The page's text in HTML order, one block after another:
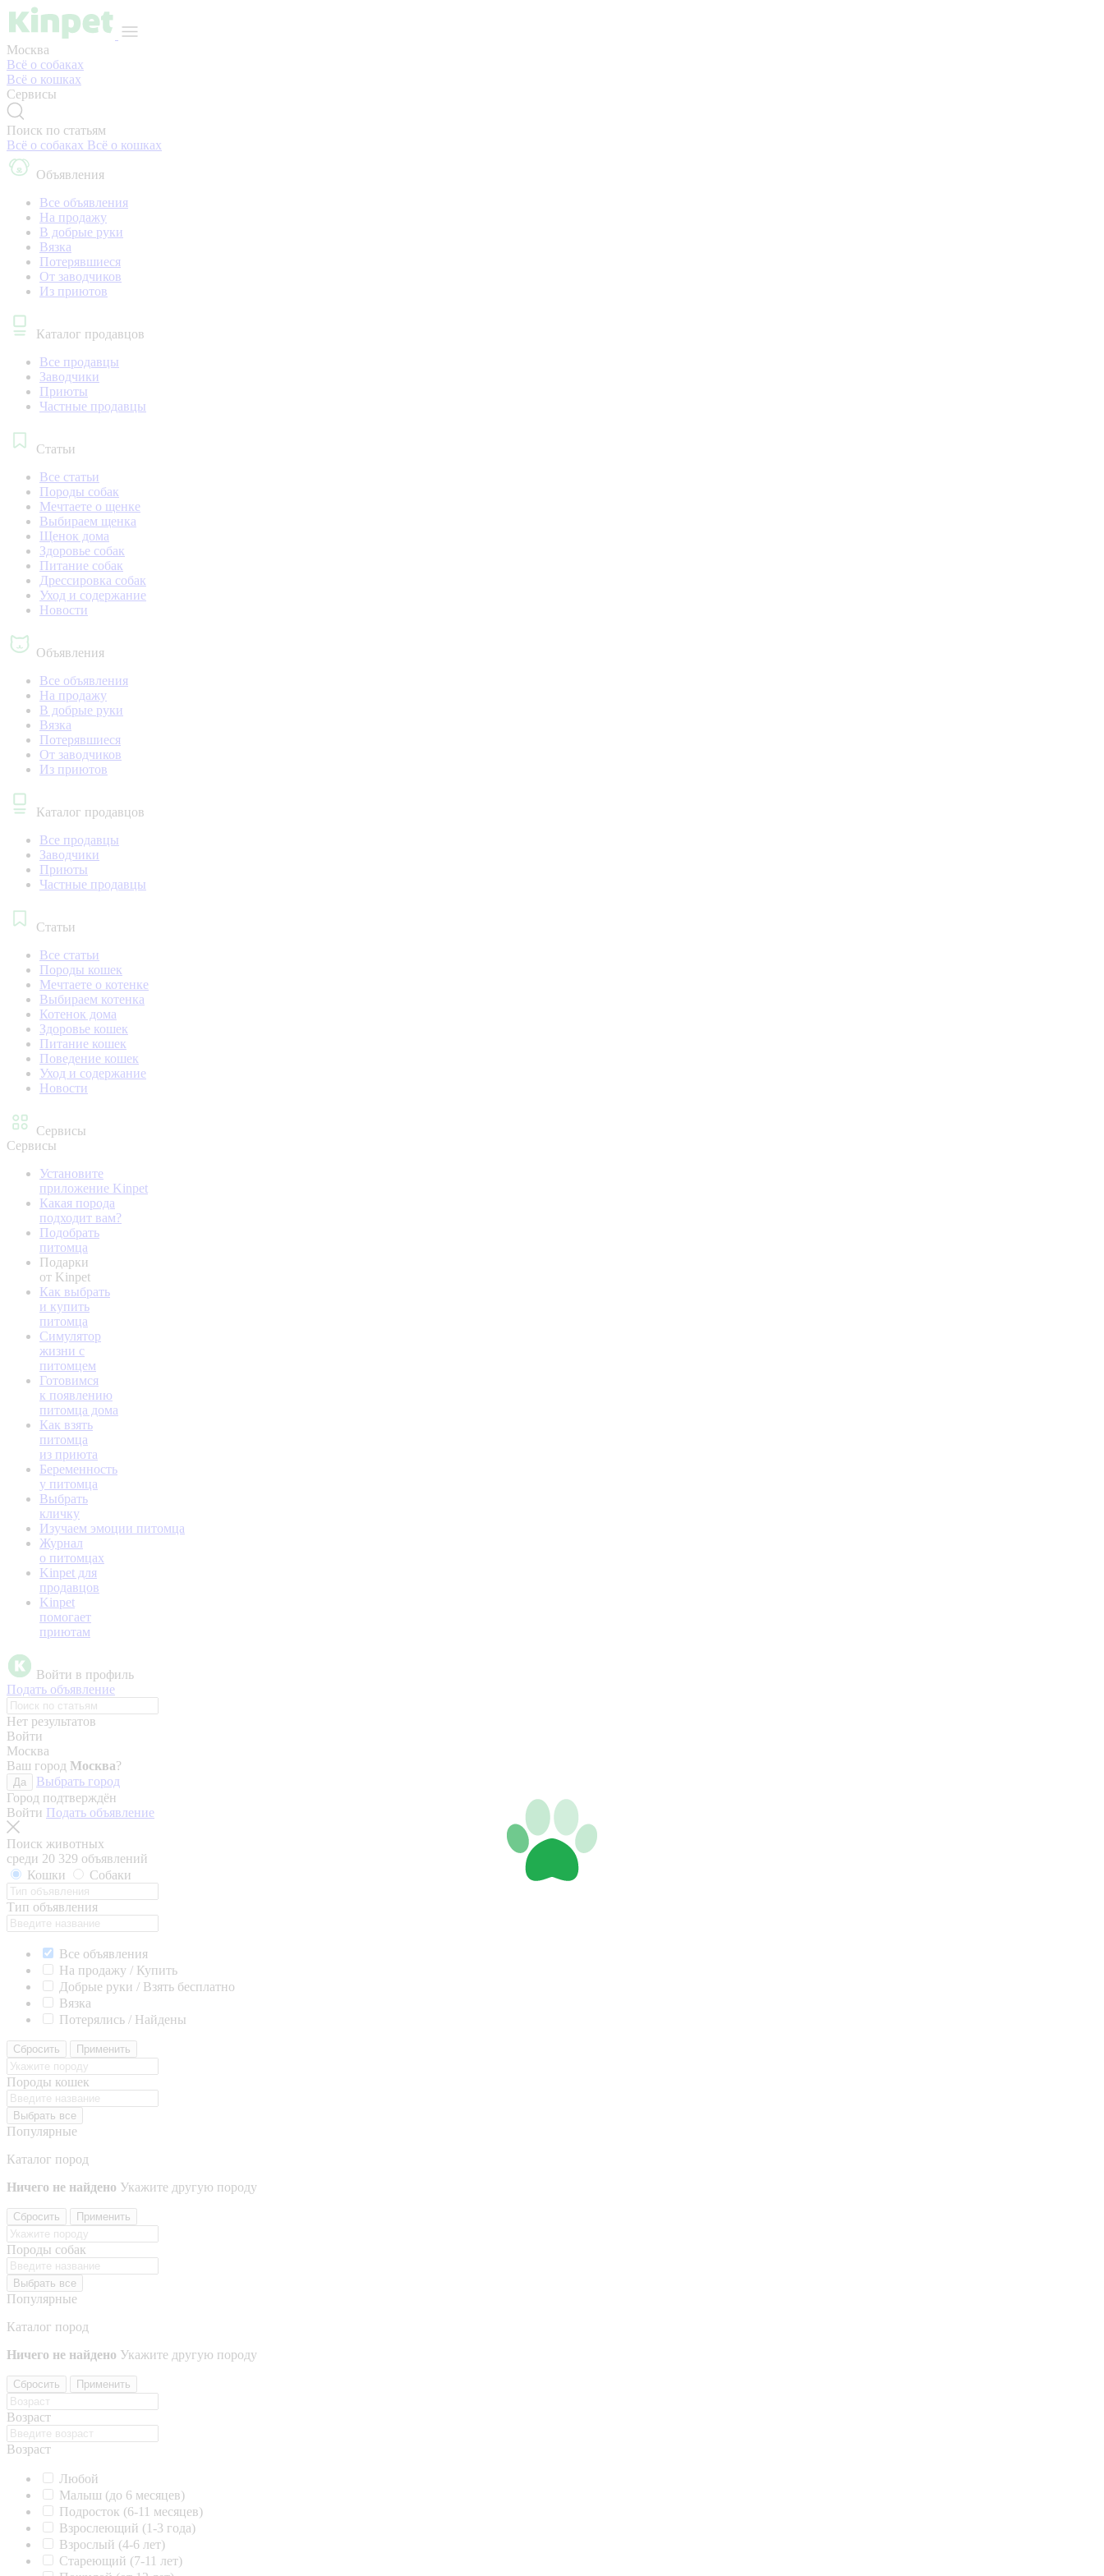
Москва
Всё о собаках
Всё о кошках
Сервисы
Поиск по статьям
Всё о собаках Всё о кошках
Объявления
Все объявления
На продажу
В добрые руки
Вязка
Потерявшиеся
От заводчиков
Из приютов
Каталог продавцов
Все продавцы
Заводчики
Приюты
Частные продавцы
Статьи
Все статьи
Породы собак
Мечтаете о щенке
Выбираем щенка
Щенок дома
Здоровье собак
Питание собак
Дрессировка собак
Уход и содержание
Новости
Объявления
Все объявления
На продажу
В добрые руки
Вязка
Потерявшиеся
От заводчиков
Из приютов
Каталог продавцов
Все продавцы
Заводчики
Приюты
Частные продавцы
Статьи
Все статьи
Породы кошек
Мечтаете о котенке
Выбираем котенка
Котенок дома
Здоровье кошек
Питание кошек
Поведение кошек
Уход и содержание
Новости
Сервисы
Сервисы
Установите
приложение Kinpet
Какая порода
подходит вам?
Подобрать
питомца
Подарки
от Kinpet
Как выбрать
и купить
питомца
Симулятор
жизни с
питомцем
Готовимся
к появлению
питомца дома
Как взять
питомца
из приюта
Беременность
у питомца
Выбрать
кличку
Изучаем эмоции питомца
Журнал
о питомцах
Kinpet для
продавцов
Kinpet
помогает
приютам
Войти в профиль
Подать объявление
Нет результатов
Войти
Москва
Ваш город Москва?
Да
Выбрать город
Город подтверждён
Войти Подать объявление
Поиск животных
среди 20 329 объявлений
Кошки
Собаки
Тип объявления
Все объявления
На продажу / Купить
Добрые руки / Взять бесплатно
Вязка
Потерялись / Найдены
Сбросить Применить
Породы кошек
Выбрать все
Популярные
Каталог пород
Ничего не найдено Укажите другую породу
Сбросить Применить
Породы собак
Выбрать все
Популярные
Каталог пород
Ничего не найдено Укажите другую породу
Сбросить Применить
Возраст
Возраст
Любой
Малыш (до 6 месяцев)
Подросток (6-11 месяцев)
Взрослеющий (1-3 года)
Взрослый (4-6 лет)
Стареющий (7-11 лет)